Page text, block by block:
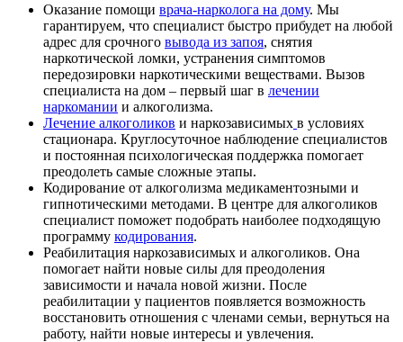
Оказание помощи врача-нарколога на дому. Мы
гарантируем, что специалист быстро прибудет на любой
адрес для срочного вывода из запоя, снятия
наркотической ломки, устранения симптомов
передозировки наркотическими веществами. Вызов
специалиста на дом – первый шаг в лечении
наркомании и алкоголизма.
Лечение алкоголиков и наркозависимых в условиях
стационара. Круглосуточное наблюдение специалистов
и постоянная психологическая поддержка помогает
преодолеть самые сложные этапы.
Кодирование от алкоголизма медикаментозными и
гипнотическими методами. В центре для алкоголиков
специалист поможет подобрать наиболее подходящую
программу кодирования.
Реабилитация наркозависимых и алкоголиков. Она
помогает найти новые силы для преодоления
зависимости и начала новой жизни. После
реабилитации у пациентов появляется возможность
восстановить отношения с членами семьи, вернуться на
работу, найти новые интересы и увлечения.